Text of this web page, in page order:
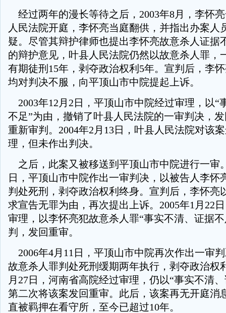
经过两年的漫长等待之后，2003年8月，李怀
人民法院开庭，李怀亮当庭翻供，并指出办案人
疑。尽管其辩护律师也提出李怀亮故意杀人证据
的辩护意见，叶县人民法院仍然以故意杀人罪，
有期徒刑15年，剥夺政治权利5年。宣判后，李
均对判决不服，向平顶山市中院提起上诉。
2003年12月2日，平顶山市中院经过审理，以“
不足”为由，撤销了叶县人民法院的一审判决，
重新审判。2004年2月13日，叶县人民法院对该
理，但未作出判决。
之后，此案又被移送到平顶山市中院进行一审
日，平顶山市中院作出一审判决，以被告人李怀
判处死刑，剥夺政治权利终身。宣判后，李怀亮
求宣告无罪为由，再次提出上诉。2005年1月22
审理，以李怀亮犯故意杀人罪“事实不清、证据
判，发回重审。
2006年4月11日，平顶山市中院再次作出一审
故意杀人罪判处死刑缓期两年执行，剥夺政治权
月27日，河南省高院经过审理，仍以“事实不清
第二次将该案发回重审。此后，该案再无开庭消
直被羁押在看守所，至今已超过10年。